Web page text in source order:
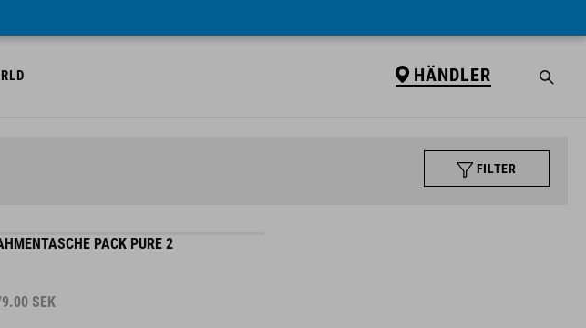
HÄNDLER
FILTER
PACK PURE 2
SEK